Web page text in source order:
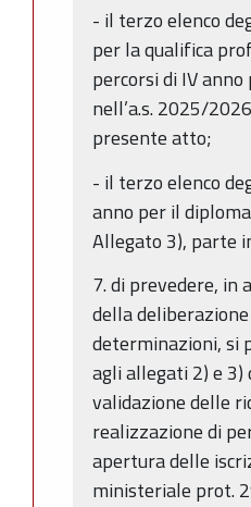
- il terzo elenco
per la qualifica
percorsi di IV
nell’a.s. 2025/
presente atto;
- il terzo elenco
anno per il
Allegato 3), parte
7. di prevedere, in
della
determinazioni, si
agli allegati 2) e
validazione delle
realizzazione di
apertura delle
ministeriale prot.